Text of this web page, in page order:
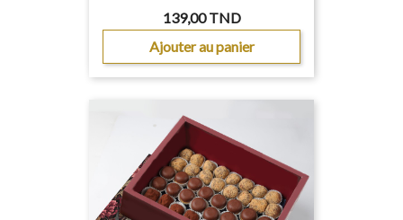
139,00 TND
Ajouter au panier